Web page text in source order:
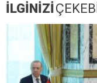
İLGİNİZİ